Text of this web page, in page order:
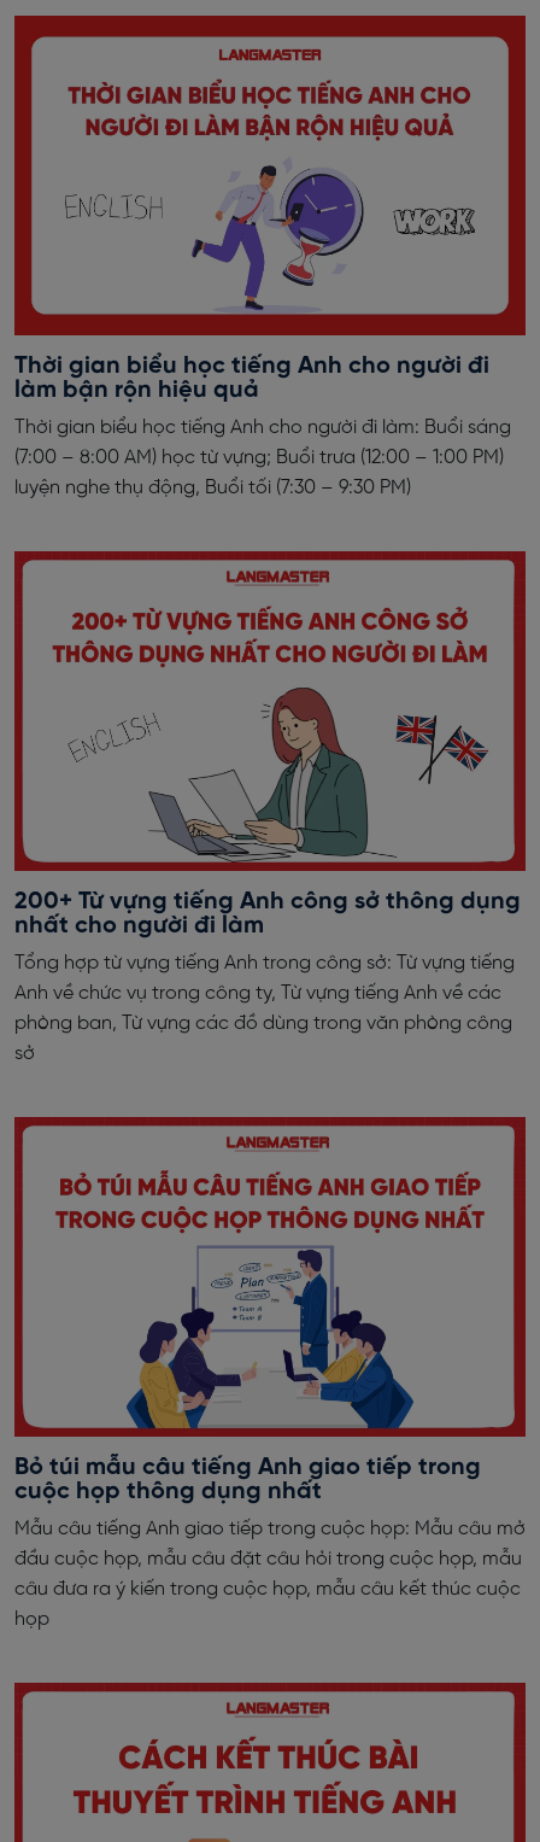
Thời gian biểu học tiếng Anh cho người đi
làm bận rộn hiệu quả
Thời gian biểu học tiếng Anh cho người đi làm: Buổi sáng
(7:00 – 8:00 AM) học từ vựng; Buổi trưa (12:00 – 1:00 PM)
luyện nghe thụ động, Buổi tối (7:30 – 9:30 PM)
200+ Từ vựng tiếng Anh công sở thông dụng
nhất cho người đi làm
Tổng hợp từ vựng tiếng Anh trong công sở: Từ vựng tiếng
Anh về chức vụ trong công ty, Từ vựng tiếng Anh về các
phòng ban, Từ vựng các đồ dùng trong văn phòng công
sở
Bỏ túi mẫu câu tiếng Anh giao tiếp trong
cuộc họp thông dụng nhất
Mẫu câu tiếng Anh giao tiếp trong cuộc họp: Mẫu câu mở
đầu cuộc họp, mẫu câu đặt câu hỏi trong cuộc họp, mẫu
câu đưa ra ý kiến trong cuộc họp, mẫu câu kết thúc cuộc
họp